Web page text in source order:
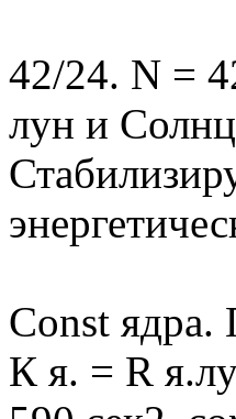
42/24. N =
лун и
Сonst ядра.
К я. = R